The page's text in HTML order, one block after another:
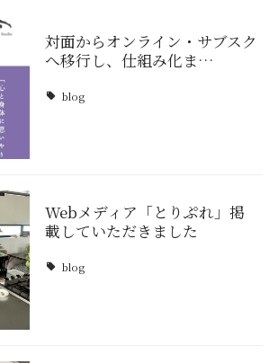
対面からオンライン・サブスク
へ移行し、仕組み化ま…
blog
Webメディア「とりぷれ」掲
載していただきました
blog